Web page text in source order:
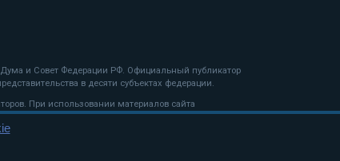
Дума и Совет Федерации РФ. Официальный публикатор
в десяти субъектах федерации.
При использовании материалов сайта